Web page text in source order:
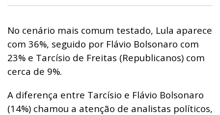
No cenário mais comum testado, Lula aparece
com 36%, seguido por Flávio Bolsonaro com
23% e Tarcísio de Freitas (Republicanos) com
cerca de 9%.
A diferença entre Tarcísio e Flávio Bolsonaro
(14%) chamou a atenção de analistas políticos,